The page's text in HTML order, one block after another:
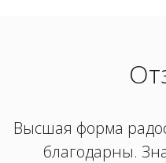
Высшая форма
благодарны.